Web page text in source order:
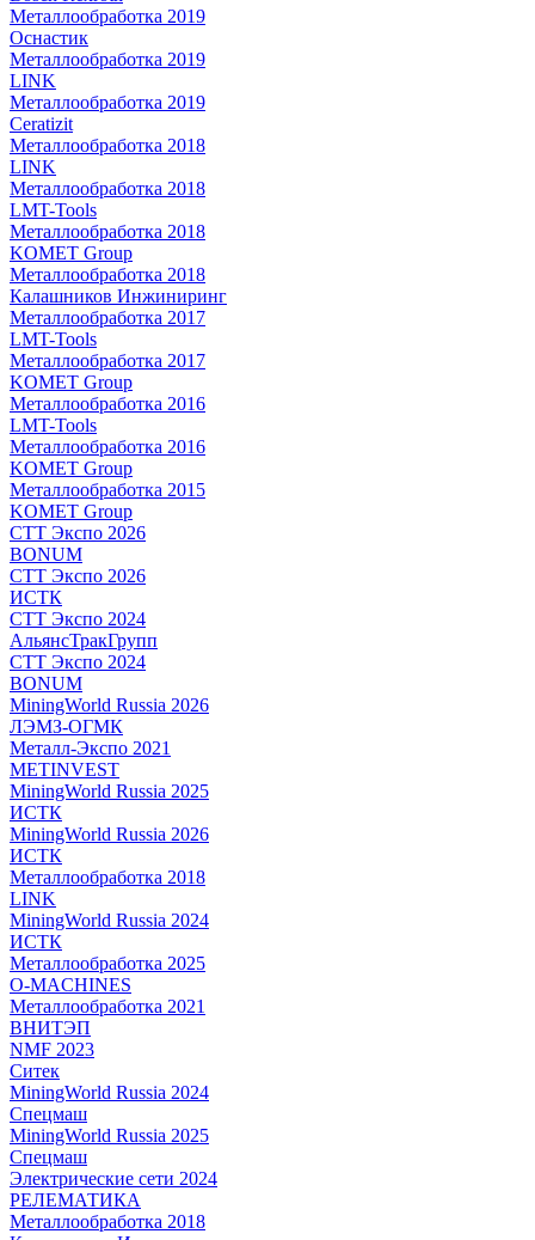
Металлообработка 2019
Оснастик
Металлообработка 2019
LINK
Металлообработка 2019
Ceratizit
Металлообработка 2018
LINK
Металлообработка 2018
LMT-Tools
Металлообработка 2018
KOMET Group
Металлообработка 2018
Калашников Инжиниринг
Металлообработка 2017
LMT-Tools
Металлообработка 2017
KOMET Group
Металлообработка 2016
LMT-Tools
Металлообработка 2016
KOMET Group
Металлообработка 2015
KOMET Group
СТТ Экспо 2026
BONUM
СТТ Экспо 2026
ИСТК
СТТ Экспо 2024
АльянсТракГрупп
СТТ Экспо 2024
BONUM
MiningWorld Russia 2026
ЛЭМЗ-ОГМК
Металл-Экспо 2021
METINVEST
MiningWorld Russia 2025
ИСТК
MiningWorld Russia 2026
ИСТК
Металлообработка 2018
LINK
MiningWorld Russia 2024
ИСТК
Металлообработка 2025
O-MACHINES
Металлообработка 2021
ВНИТЭП
NMF 2023
Ситек
MiningWorld Russia 2024
Спецмаш
MiningWorld Russia 2025
Спецмаш
Электрические сети 2024
РЕЛЕМАТИКА
Металлообработка 2018